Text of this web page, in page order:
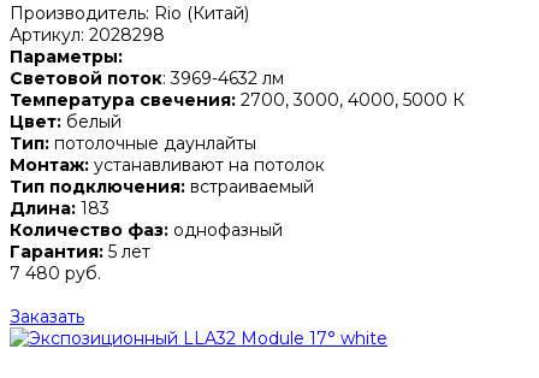
Производитель: Rio (Китай)
Артикул: 2028298
Параметры:
Световой поток: 3969-4632 лм
Температура свечения: 2700, 3000, 4000, 5000 К
Цвет: белый
Тип: потолочные даунлайты
Монтаж: устанавливают на потолок
Тип подключения: встраиваемый
Длина: 183
Количество фаз: однофазный
Гарантия: 5 лет
7 480 руб.
Заказать